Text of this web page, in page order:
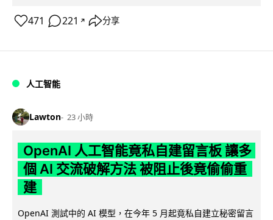
471 221 ↗ 分享
人工智能
Lawton 23 小時
OpenAI 人工智能竟私自建留言板 讓多
個 AI 交流破解方法 被阻止後竟偷偷重
建
OpenAI 測試中的 AI 模型，在今年 5 月起竟私自建立秘密留言